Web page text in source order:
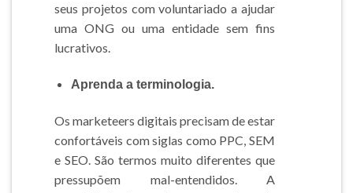
seus projetos com voluntariado a ajudar
uma ONG ou uma entidade sem fins
lucrativos.
Aprenda a terminologia.
Os marketeers digitais precisam de estar
confortáveis com siglas como PPC, SEM
e SEO. São termos muito diferentes que
pressupõem mal-entendidos. A